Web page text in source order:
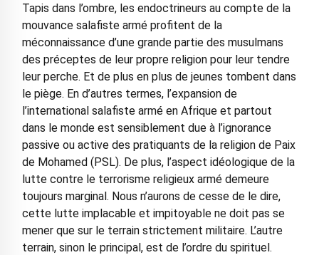
Tapis dans l’ombre, les endoctrineurs au compte de la
mouvance salafiste armé profitent de la
méconnaissance d’une grande partie des musulmans
des préceptes de leur propre religion pour leur tendre
leur perche. Et de plus en plus de jeunes tombent dans
le piège. En d’autres termes, l’expansion de
l’international salafiste armé en Afrique et partout
dans le monde est sensiblement due à l’ignorance
passive ou active des pratiquants de la religion de Paix
de Mohamed (PSL). De plus, l’aspect idéologique de la
lutte contre le terrorisme religieux armé demeure
toujours marginal. Nous n’aurons de cesse de le dire,
cette lutte implacable et impitoyable ne doit pas se
mener que sur le terrain strictement militaire. L’autre
terrain, sinon le principal, est de l’ordre du spirituel.